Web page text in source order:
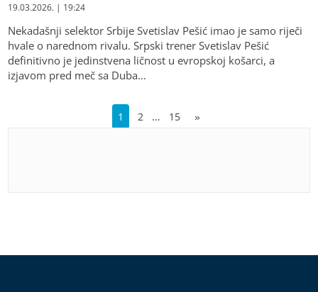
19.03.2026. | 19:24
Nekadašnji selektor Srbije Svetislav Pešić imao je samo riječi
hvale o narednom rivalu. Srpski trener Svetislav Pešić
definitivno je jedinstvena ličnost u evropskoj košarci, a
izjavom pred meč sa Duba…
1 2 … 15 »